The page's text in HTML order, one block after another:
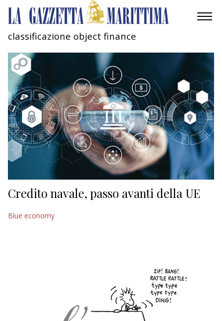
MOBILITÀ
INDUSTRIA
RICERCA
ECONOMIA
TURISMO
CULTURA
NAUTICA
classificazione object finance
Credito navale, passo avanti della UE
Blue economy